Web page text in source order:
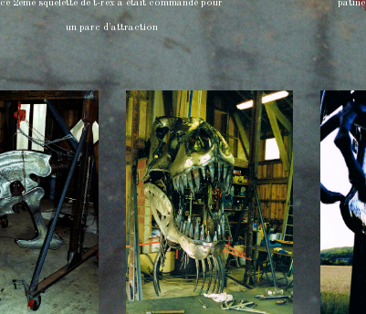
ce 2eme squelette de t-rex a était commandé pour
un parc d'attraction